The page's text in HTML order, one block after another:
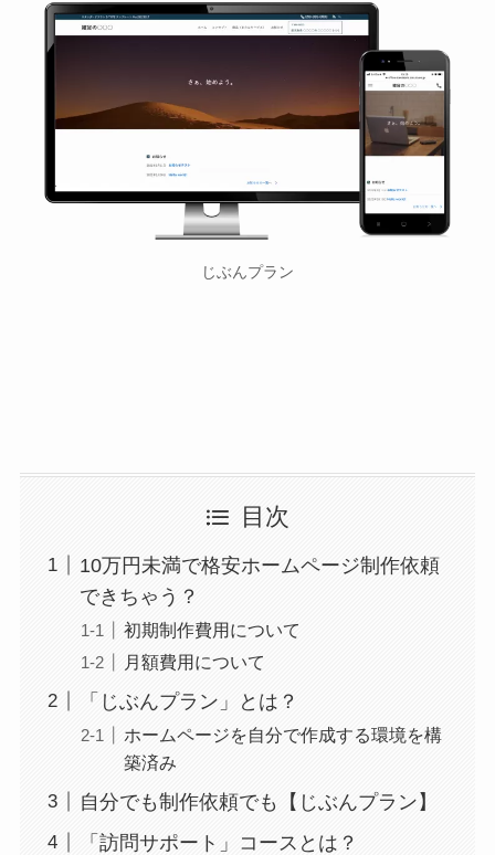
じぶんプラン
目次
10万円未満で格安ホームページ制作依頼
できちゃう？
初期制作費用について
月額費用について
「じぶんプラン」とは？
ホームページを自分で作成する環境を構
築済み
自分でも制作依頼でも【じぶんプラン】
「訪問サポート」コースとは？